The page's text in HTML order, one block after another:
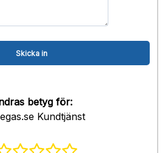
betyg för:
Kundtjänst